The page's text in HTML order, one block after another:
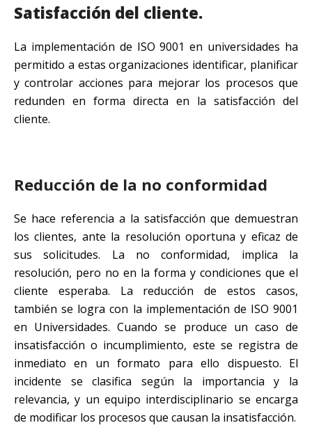
Satisfacción del cliente.
La implementación de ISO 9001 en universidades ha
permitido a estas organizaciones identificar, planificar
y controlar acciones para mejorar los procesos que
redunden en forma directa en la satisfacción del
cliente.
Reducción de la no conformidad
Se hace referencia a la satisfacción que demuestran
los clientes, ante la resolución oportuna y eficaz de
sus solicitudes. La no conformidad, implica la
resolución, pero no en la forma y condiciones que el
cliente esperaba. La reducción de estos casos,
también se logra con la implementación de ISO 9001
en Universidades. Cuando se produce un caso de
insatisfacción o incumplimiento, este se registra de
inmediato en un formato para ello dispuesto. El
incidente se clasifica según la importancia y la
relevancia, y un equipo interdisciplinario se encarga
de modificar los procesos que causan la insatisfacción.